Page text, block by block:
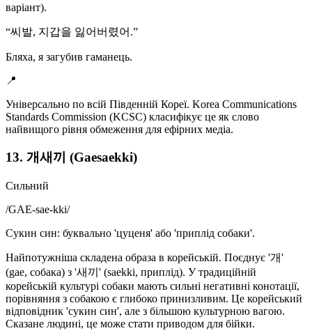
варіант).
“씨발, 지갑을 잃어버렸어.”
Бляха, я загубив гаманець.
📍
Універсально по всій Південній Кореї. Korea Communications
Standards Commission (KCSC) класифікує це як слово
найвищого рівня обмеження для ефірних медіа.
13. 개새끼 (Gaesaekki)
Сильний
/GAE-sae-kki/
Сукин син: буквально 'цуценя' або 'приплід собаки'.
Найпотужніша складена образа в корейській. Поєднує '개'
(gae, собака) з '새끼' (saekki, приплід). У традиційній
корейській культурі собаки мають сильні негативні конотації,
порівняння з собакою є глибоко принизливим. Це корейський
відповідник 'сукин син', але з більшою культурною вагою.
Сказане людині, це може стати приводом для бійки.